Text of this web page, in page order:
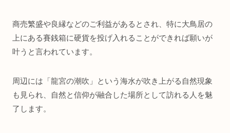
商売繁盛や良縁などのご利益があるとされ、特に大鳥居の
上にある賽銭箱に硬貨を投げ入れることができれば願いが
叶うと言われています。
周辺には「龍宮の潮吹」という海水が吹き上がる自然現象
も見られ、自然と信仰が融合した場所として訪れる人を魅
了します。